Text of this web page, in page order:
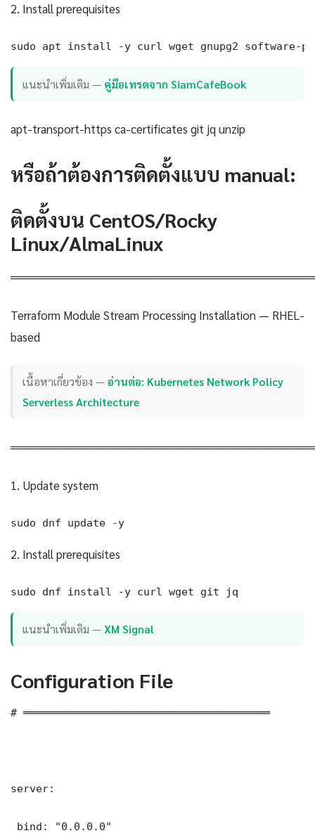
2. Install prerequisites
sudo apt install -y curl wget gnupg2 software-
แนะนำเพิ่มเติม — คู่มือเทรดจาก SiamCafeBook
apt-transport-https ca-certificates git jq unzip
หรือถ้าต้องการติดตั้งแบบ manual:
ติดตั้งบน CentOS/Rocky
Linux/AlmaLinux
Terraform Module Stream Processing Installation — RHEL-
based
เนื้อหาเกี่ยวข้อง —อ่านต่อ: Kubernetes Network Policy
Serverless Architecture
1. Update system
sudo dnf update -y
2. Install prerequisites
sudo dnf install -y curl wget git jq
แนะนำเพิ่มเติม —XM Signal
Configuration File
# ═══════════════════════════════════════
server:
bind: "0.0.0.0"